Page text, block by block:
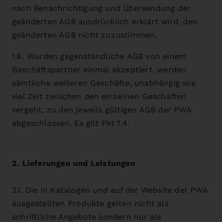
nach Benachrichtigung und Übersendung der
geänderten AGB ausdrücklich erklärt wird, den
geänderten AGB nicht zuzustimmen.
1.6. Wurden gegenständliche AGB von einem
Geschäftspartner einmal akzeptiert, werden
sämtliche weiteren Geschäfte, unabhängig wie
viel Zeit zwischen den einzelnen Geschäften
vergeht, zu den jeweils gültigen AGB der PWA
abgeschlossen. Es gilt Pkt 1.4.
2. Lieferungen und Leistungen
2.1. Die in Katalogen und auf der Website der PWA
ausgestellten Produkte gelten nicht als
schriftliche Angebote sondern nur als